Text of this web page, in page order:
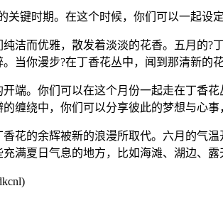
关键时期。在这个时候，你们可以一起
洁而优雅，散发着淡淡的花香。五月的
当你漫步?在丁香花丛中，闻到那清新
端。你们可以在这个月份一起走在丁香
缠绕中，你们可以分享彼此的梦想与心事
花的余辉被新的浪漫所取代。六月的气
满夏日气息的地方，比如海滩、湖边、露